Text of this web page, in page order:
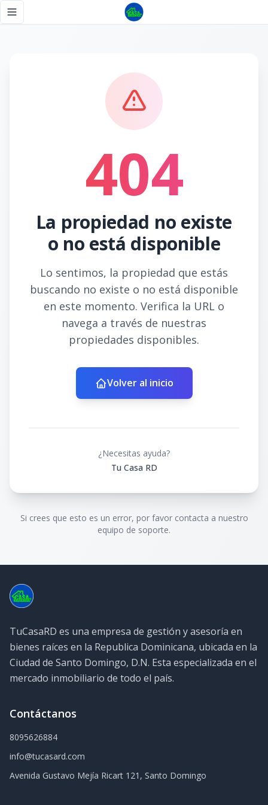
Toggle navigation menu
404
La propiedad no existe
o no está disponible
Lo sentimos, la propiedad que estás
buscando no existe o no está disponible
en este momento. Verifica la URL o
navega a través de nuestras
propiedades disponibles.
Volver al inicio
¿Necesitas ayuda?
Tu Casa RD
Si crees que esto es un error, por favor contacta a nuestro
equipo de soporte.
TuCasaRD es una empresa de gestión y asesoría en
bienes raíces en la Republica Dominicana, ubicada en la
Ciudad de Santo Domingo, D.N. Esta especializada en el
mercado inmobiliario de todo el país.
Contáctanos
8095626884
info@tucasard.com
Avenida Gustavo Mejía Ricart 121, Santo Domingo
Página no encontrada - Tu Casa RD